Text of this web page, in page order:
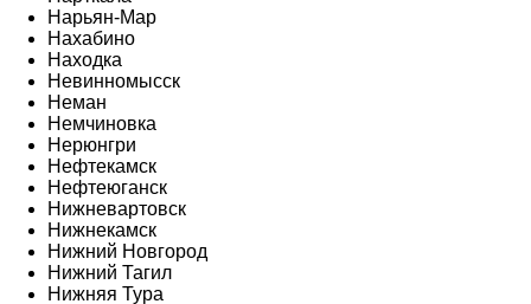
Нарьян-Мар
Нахабино
Находка
Невинномысск
Неман
Немчиновка
Нерюнгри
Нефтекамск
Нефтеюганск
Нижневартовск
Нижнекамск
Нижний Новгород
Нижний Тагил
Нижняя Тура